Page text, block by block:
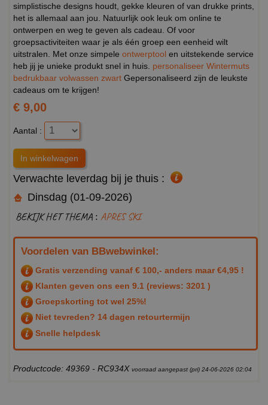
simplistische designs houdt, gekke kleuren of van drukke prints,
het is allemaal aan jou. Natuurlijk ook leuk om online te
ontwerpen en weg te geven als cadeau. Of voor
groepsactiviteiten waar je als één groep een eenheid wilt
uitstralen. Met onze simpele ontwerptool en uitstekende service
heb jij je unieke produkt snel in huis. personaliseer Wintermuts
bedrukbaar volwassen zwart Gepersonaliseerd zijn de leukste
cadeaus om te krijgen!
€ 9,00
Aantal :
Verwachte leverdag bij je thuis :
Dinsdag (01-09-2026)
BEKIJK HET THEMA : APRES SKI
Voordelen van BBwebwinkel:
Gratis verzending vanaf € 100,- anders maar €4,95 !
Klanten geven ons een 9.1 (reviews: 3201 )
Groepskorting tot wel 25%!
Niet tevreden? 14 dagen retourtermijn
Snelle helpdesk
Productcode: 49369 - RC934X voorraad aangepast (pri) 24-06-2026 02:04